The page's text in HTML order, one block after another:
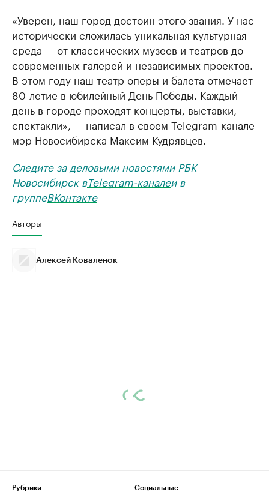
«Уверен, наш город достоин этого звания. У нас
исторически сложилась уникальная культурная
среда — от классических музеев и театров до
современных галерей и независимых проектов.
В этом году наш театр оперы и балета отмечает
80-летие в юбилейный День Победы. Каждый
день в городе проходят концерты, выставки,
спектакли», — написал в своем Telegram-канале
мэр Новосибирска Максим Кудрявцев.
Следите за деловыми новостями РБК
Новосибирск вTelegram-каналеи в
группеВКонтакте
Авторы
Алексей Коваленок
Рубрики
Социальные